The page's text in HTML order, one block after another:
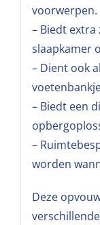
voorwerpen.
– Biedt
slaapkamer
– Dient ook
– Biedt een
–
worden
Deze